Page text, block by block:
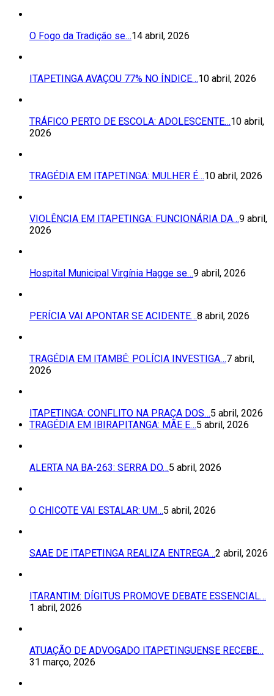
O Fogo da Tradição se…14 abril, 2026
ITAPETINGA AVAÇOU 77% NO ÍNDICE…10 abril, 2026
TRÁFICO PERTO DE ESCOLA: ADOLESCENTE…10 abril,
2026
TRAGÉDIA EM ITAPETINGA: MULHER É…10 abril, 2026
VIOLÊNCIA EM ITAPETINGA: FUNCIONÁRIA DA…9 abril,
2026
Hospital Municipal Virgínia Hagge se…9 abril, 2026
PERÍCIA VAI APONTAR SE ACIDENTE…8 abril, 2026
TRAGÉDIA EM ITAMBÉ: POLÍCIA INVESTIGA…7 abril,
2026
ITAPETINGA: CONFLITO NA PRAÇA DOS…5 abril, 2026
TRAGÉDIA EM IBIRAPITANGA: MÃE E…5 abril, 2026
ALERTA NA BA-263: SERRA DO…5 abril, 2026
O CHICOTE VAI ESTALAR: UM…5 abril, 2026
SAAE DE ITAPETINGA REALIZA ENTREGA…2 abril, 2026
ITARANTIM: DÍGITUS PROMOVE DEBATE ESSENCIAL…
1 abril, 2026
ATUAÇÃO DE ADVOGADO ITAPETINGUENSE RECEBE…
31 março, 2026